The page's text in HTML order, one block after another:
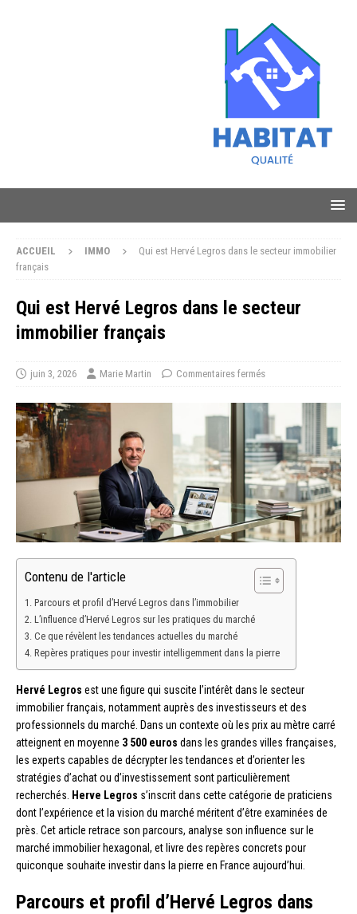
ACCUEIL IMMO
Qui est Hervé Legros dans le secteur immobilier
français
Qui est Hervé Legros dans le secteur
immobilier français
juin 3, 2026 Marie Martin Commentaires fermés
Contenu de l'article
Parcours et profil d’Hervé Legros dans l’immobilier
L’influence d’Hervé Legros sur les pratiques du marché
Ce que révèlent les tendances actuelles du marché
Repères pratiques pour investir intelligemment dans la pierre
Hervé Legros est une figure qui suscite l’intérêt dans le secteur
immobilier français, notamment auprès des investisseurs et des
professionnels du marché. Dans un contexte où les prix au mètre carré
atteignent en moyenne 3 500 euros dans les grandes villes françaises,
les experts capables de décrypter les tendances et d’orienter les
stratégies d’achat ou d’investissement sont particulièrement
recherchés. Herve Legros s’inscrit dans cette catégorie de praticiens
dont l’expérience et la vision du marché méritent d’être examinées de
près. Cet article retrace son parcours, analyse son influence sur le
marché immobilier hexagonal, et livre des repères concrets pour
quiconque souhaite investir dans la pierre en France aujourd’hui.
Parcours et profil d’Hervé Legros dans